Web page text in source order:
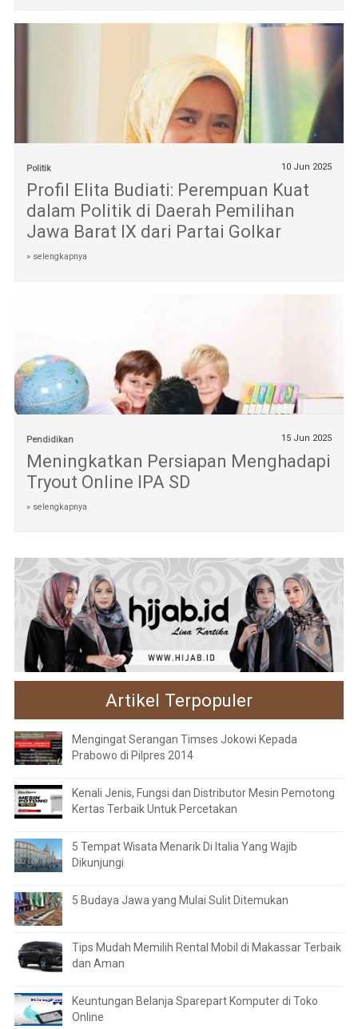
Politik 10 Jun 2025
Profil Elita Budiati: Perempuan Kuat
dalam Politik di Daerah Pemilihan
Jawa Barat IX dari Partai Golkar
» selengkapnya
Pendidikan 15 Jun 2025
Meningkatkan Persiapan Menghadapi
Tryout Online IPA SD
» selengkapnya
Artikel Terpopuler
Mengingat Serangan Timses Jokowi Kepada
Prabowo di Pilpres 2014
Kenali Jenis, Fungsi dan Distributor Mesin Pemotong
Kertas Terbaik Untuk Percetakan
5 Tempat Wisata Menarik Di Italia Yang Wajib
Dikunjungi
5 Budaya Jawa yang Mulai Sulit Ditemukan
Tips Mudah Memilih Rental Mobil di Makassar Terbaik
dan Aman
Keuntungan Belanja Sparepart Komputer di Toko
Online